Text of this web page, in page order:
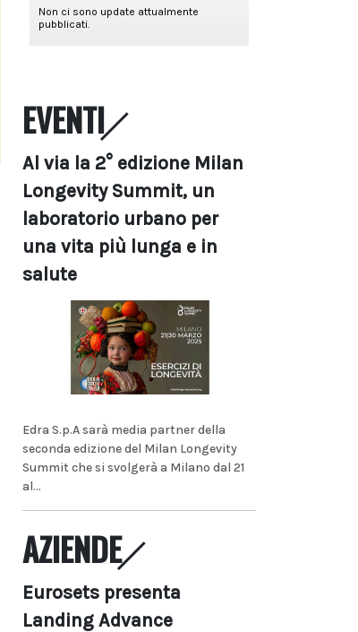
EVENTI
Al via la 2° edizione Milan
Longevity Summit, un
laboratorio urbano per
una vita più lunga e in
salute
Edra S.p.A sarà media partner della
seconda edizione del Milan Longevity
Summit che si svolgerà a Milano dal 21
al...
AZIENDE
Eurosets presenta
Landing Advance